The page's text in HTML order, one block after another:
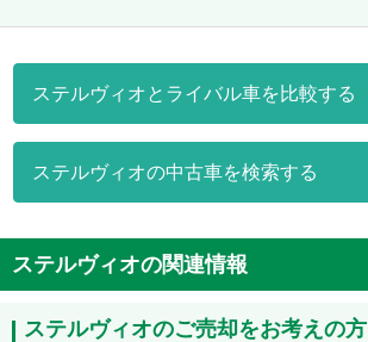
ステルヴィオとライバル車を比較する
ステルヴィオの中古車を検索する
ステルヴィオの関連情報
ステルヴィオのご売却をお考えの方